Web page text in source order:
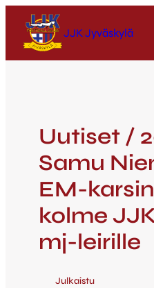
JJK Jyväskylä
Uutiset /
Samu
EM-
kolme
mj-leirille
Julkaistu